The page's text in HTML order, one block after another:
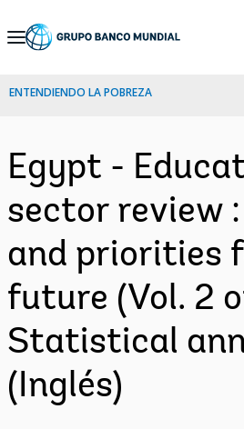
Skip
Navigation
ENTENDIENDO LA POBREZA
Egypt -
sector review
and priorities
future (Vol. 2
Statistical
(Inglés)